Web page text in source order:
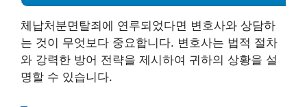
체납처분면탈죄에 연루되었다면 변호사와 상담하
는 것이 무엇보다 중요합니다. 변호사는 법적 절차
와 강력한 방어 전략을 제시하여 귀하의 상황을 설
명할 수 있습니다.